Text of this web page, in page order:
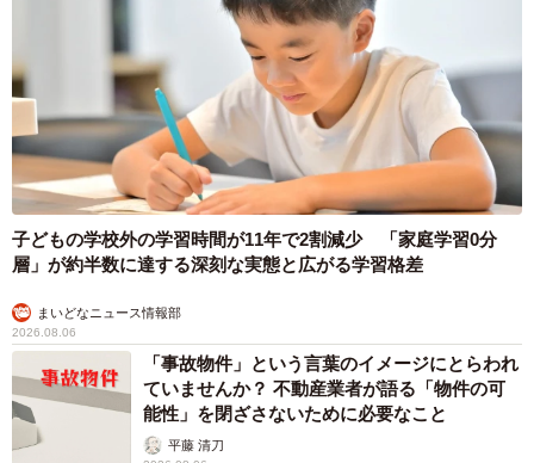
子どもの学校外の学習時間が11年で2割減少 「家庭学習0分
層」が約半数に達する深刻な実態と広がる学習格差
まいどなニュース情報部
2026.08.06
「事故物件」という言葉のイメージにとらわれ
ていませんか？ 不動産業者が語る「物件の可
能性」を閉ざさないために必要なこと
平藤 清刀